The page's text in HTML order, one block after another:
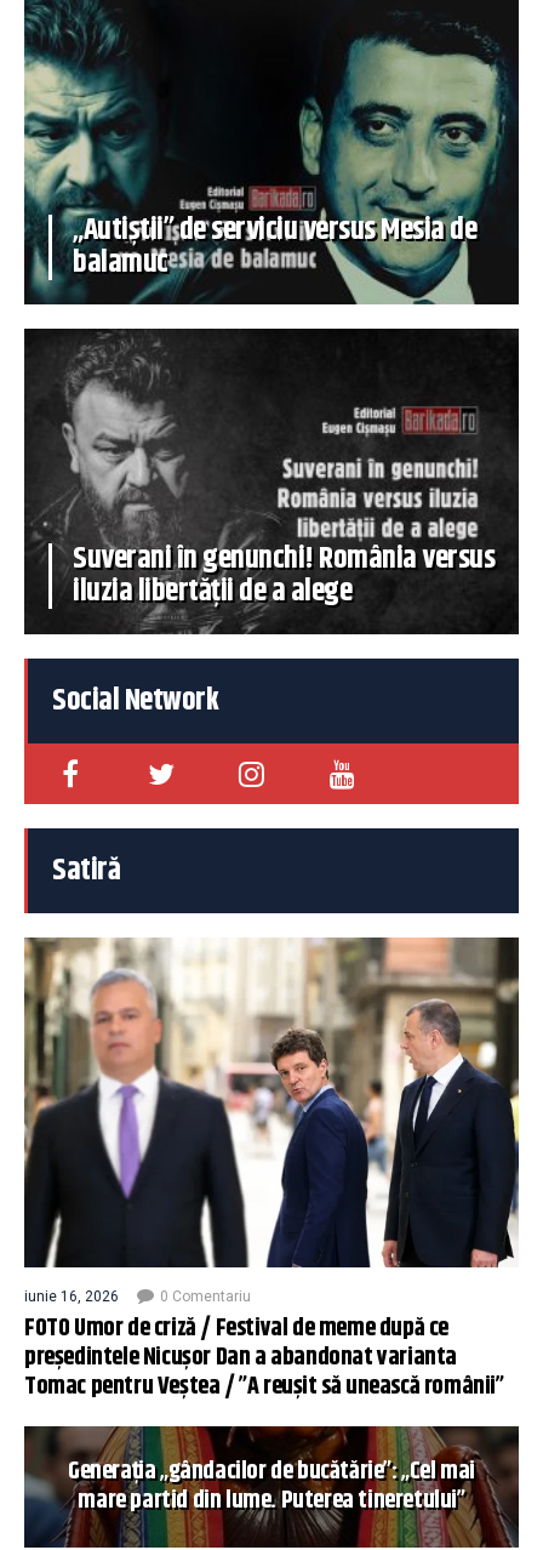
„Autiștii” de serviciu versus Mesia de
balamuc
Suverani în genunchi! România versus
iluzia libertății de a alege
Social Network
Satiră
iunie 16, 2026 0 Comentariu
FOTO Umor de criză / Festival de meme după ce
președintele Nicușor Dan a abandonat varianta
Tomac pentru Veștea / ”A reușit să unească românii”
Generația „gândacilor de bucătărie”: „Cel mai
mare partid din lume. Puterea tineretului”